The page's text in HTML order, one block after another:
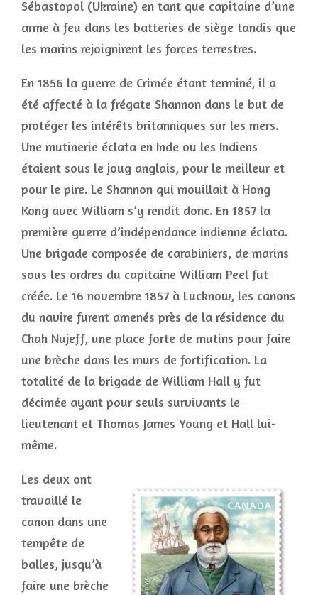
Sébastopol (Ukraine) en tant que capitaine d’une
arme à feu dans les batteries de siège tandis que
les marins rejoignirent les forces terrestres.
En 1856 la guerre de Crimée étant terminé, il a
été affecté à la frégate Shannon dans le but de
protéger les intérêts britanniques sur les mers.
Une mutinerie éclata en Inde ou les Indiens
étaient sous le joug anglais, pour le meilleur et
pour le pire. Le Shannon qui mouillait à Hong
Kong avec William s’y rendit donc. En 1857 la
première guerre d’indépendance indienne éclata.
Une brigade composée de carabiniers, de marins
sous les ordres du capitaine William Peel fut
créée. Le 16 novembre 1857 à Lucknow, les canons
du navire furent amenés près de la résidence du
Chah Nujeff, une place forte de mutins pour faire
une brèche dans les murs de fortification. La
totalité de la brigade de William Hall y fut
décimée ayant pour seuls survivants le
lieutenant et Thomas James Young et Hall lui-
même.
Les deux ont
travaillé le
canon dans une
tempête de
balles, jusqu’à
faire une brèche